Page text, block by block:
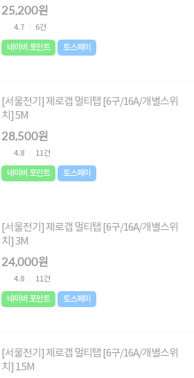
25,200원
4.7 6건
네이버 포인트 토스페이
[서울전기] 제로갭 멀티탭 [6구/16A/개별스위
치] 5M
28,500원
4.8 11건
네이버 포인트 토스페이
[서울전기] 제로갭 멀티탭 [6구/16A/개별스위
치] 3M
24,000원
4.8 11건
네이버 포인트 토스페이
[서울전기] 제로갭 멀티탭 [6구/16A/개별스위
치] 1.5M